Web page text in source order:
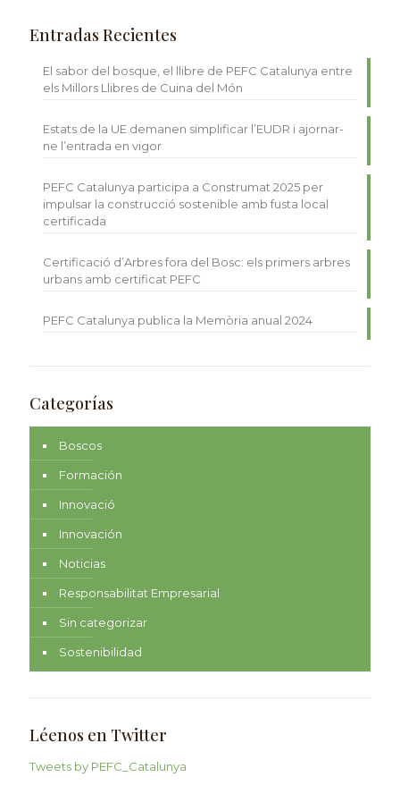
Entradas Recientes
El sabor del bosque, el llibre de PEFC Catalunya entre
els Millors Llibres de Cuina del Món
Estats de la UE demanen simplificar l’EUDR i ajornar-
ne l’entrada en vigor
PEFC Catalunya participa a Construmat 2025 per
impulsar la construcció sostenible amb fusta local
certificada
Certificació d’Arbres fora del Bosc: els primers arbres
urbans amb certificat PEFC
PEFC Catalunya publica la Memòria anual 2024
Categorías
Boscos
Formación
Innovació
Innovación
Noticias
Responsabilitat Empresarial
Sin categorizar
Sostenibilidad
Léenos en Twitter
Tweets by PEFC_Catalunya